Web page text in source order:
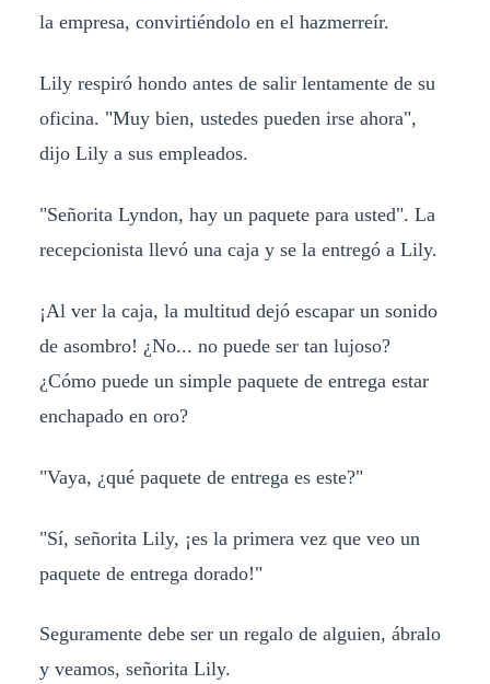
la empresa, convirtiéndolo en el hazmerreír.
Lily respiró hondo antes de salir lentamente de su
oficina. "Muy bien, ustedes pueden irse ahora",
dijo Lily a sus empleados.
"Señorita Lyndon, hay un paquete para usted". La
recepcionista llevó una caja y se la entregó a Lily.
¡Al ver la caja, la multitud dejó escapar un sonido
de asombro! ¿No... no puede ser tan lujoso?
¿Cómo puede un simple paquete de entrega estar
enchapado en oro?
"Vaya, ¿qué paquete de entrega es este?"
"Sí, señorita Lily, ¡es la primera vez que veo un
paquete de entrega dorado!"
Seguramente debe ser un regalo de alguien, ábralo
y veamos, señorita Lily.